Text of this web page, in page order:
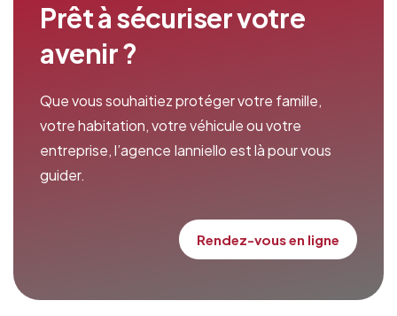
Prêt à sécuriser votre
avenir ?
Que vous souhaitiez protéger votre famille,
votre habitation, votre véhicule ou votre
entreprise, l’agence Ianniello est là pour vous
guider.
Rendez-vous en ligne